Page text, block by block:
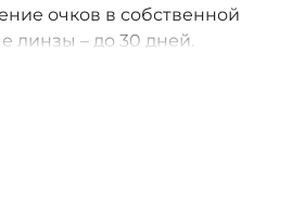
очков в собственной
линзы – до 30 дней.